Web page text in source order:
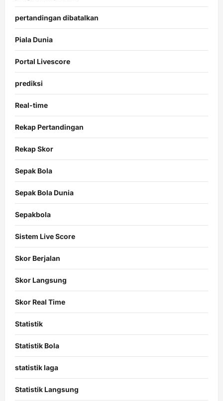
pertandingan dibatalkan
Piala Dunia
Portal Livescore
prediksi
Real-time
Rekap Pertandingan
Rekap Skor
Sepak Bola
Sepak Bola Dunia
Sepakbola
Sistem Live Score
Skor Berjalan
Skor Langsung
Skor Real Time
Statistik
Statistik Bola
statistik laga
Statistik Langsung